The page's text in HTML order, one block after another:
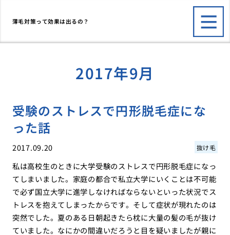
薄毛対策って効果は出るの？
2017年9月
受験のストレスで円形脱毛症にな
った話
2017.09.20 抜け毛
私は高校生のときに大学受験のストレスで円形脱毛症になっ
てしまいました。家庭の都合で私立大学にいくことは不可能
で必ず国立大学に進学しなければならないといった状況でス
トレスを抱えてしまったからです。そして症状が現れたのは
突然でした。夏のある日朝起きたら枕に大量の髪の毛が抜け
ていました。なにかの間違いだろうと目を疑いましたが親に